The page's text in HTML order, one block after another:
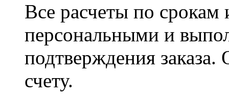
Все расчеты по срокам
персональными и
подтверждения заказа.
счету.